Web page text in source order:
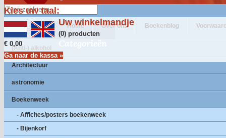
Kies uw taal:
Uw winkelmandje
(0) producten
€ 0,00
Ga naar de kassa »
Home Over ons Boekenblog
Categorieën
(Anti-) alkohol
Architectuur
astronomie
Boekenweek
- Affiches/posters boekenweek
- Bijenkorf